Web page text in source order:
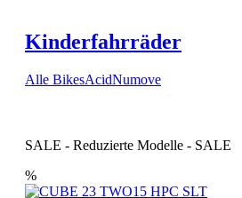
Kinderfahrräder
Alle BikesAcidNumove
SALE - Reduzierte Modelle - SALE
%